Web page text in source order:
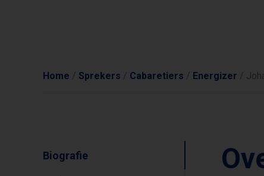
Home / Sprekers / Cabaretiers / Energizer /
Biografie